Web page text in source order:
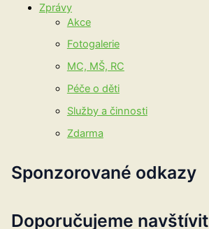
Zprávy
Akce
Fotogalerie
MC, MŠ, RC
Péče o děti
Služby a činnosti
Zdarma
Sponzorované odkazy
Doporučujeme navštívit